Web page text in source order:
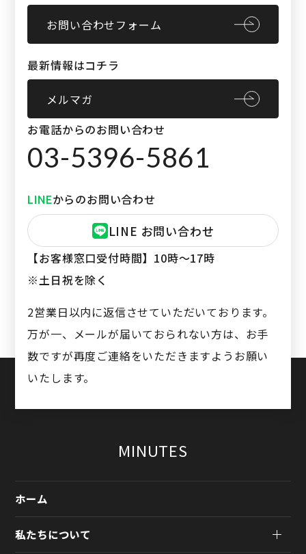
お問い合わせフォーム
最新情報はコチラ
メルマガ
お電話からのお問い合わせ
03-5396-5861
LINEからのお問い合わせ
LINE お問い合わせ
【お客様窓口受付時間】 10時〜17時
※土日祝を除く
2営業日以内に返信させていただいております。
万が一、メールが届いておられない方は、お手
数ですが再度ご連絡をいただきますようお願い
いたします。
MINUTES
ホーム
私たちについて